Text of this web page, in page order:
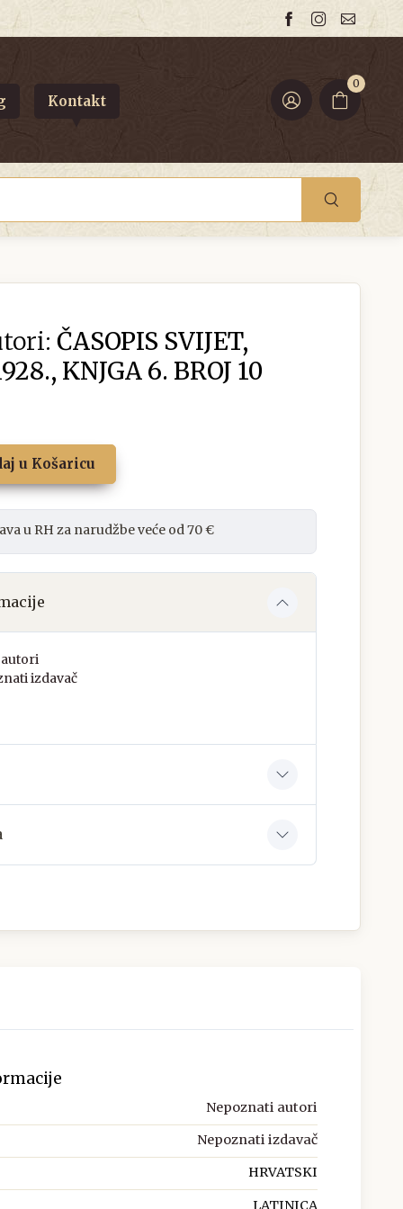
0
Kontakt
ČASOPIS SVIJET,
KNJGA 6. BROJ 10
u Košaricu
u RH za narudžbe veće od 70 €
izdavač
Nepoznati autori
Nepoznati izdavač
HRVATSKI
LATINICA